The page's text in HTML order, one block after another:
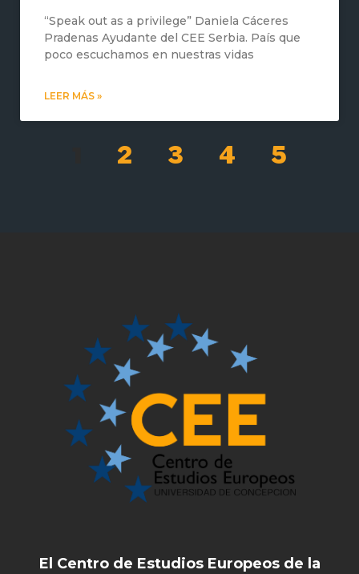
“Speak out as a privilege” Daniela Cáceres
Pradenas Ayudante del CEE Serbia. País que
poco escuchamos en nuestras vidas
LEER MÁS »
2 3 4 5
El Centro de Estudios Europeos de la